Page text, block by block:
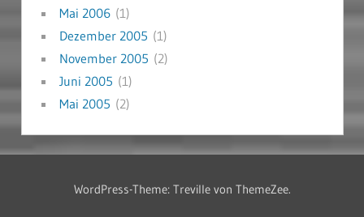
Mai 2006(1)
Dezember 2005 (1)
November 2005 (2)
Juni 2005 (1)
Mai 2005 (2)
WordPress-Theme: Treville von ThemeZee.